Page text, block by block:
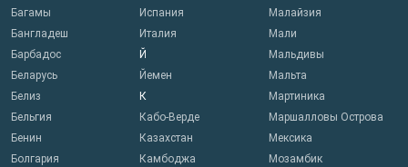
Багамы
Бангладеш
Барбадос
Беларусь
Белиз
Бельгия
Бенин
Болгария
Испания
Италия
Й
Йемен
К
Кабо-Верде
Казахстан
Камбоджа
Малайзия
Мали
Мальдивы
Мальта
Мартиника
Маршалловы Острова
Мексика
Мозамбик